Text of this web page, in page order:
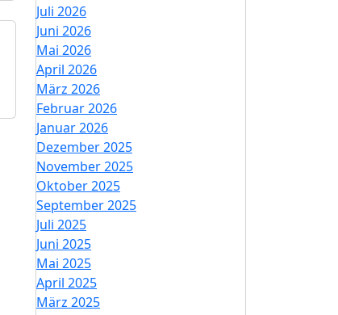
Juli 2026
Juni 2026
Mai 2026
April 2026
März 2026
Februar 2026
Januar 2026
Dezember 2025
November 2025
Oktober 2025
September 2025
Juli 2025
Juni 2025
Mai 2025
April 2025
März 2025